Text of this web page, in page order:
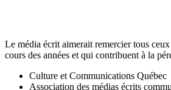
Le média écrit aimerait remercier tous
cours des années et qui contribuent à la
Culture et Communications Québec
Association des médias écrits